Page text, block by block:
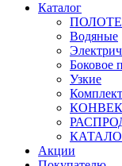
Каталог
Водяные
Боковое
Узкие
Акции